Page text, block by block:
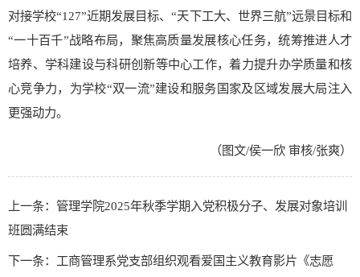
对接学校“127”近期发展目标、“天下工大、世界三航”远景目标和
“一十百千”战略布局，聚焦高质量发展核心任务，统筹推进人才
培养、学科建设与科研创新等中心工作，着力提升办学质量和核
心竞争力，为学校“双一流”建设和服务国家及区域发展大局注入
更强动力。
（图文/侯一欣 审核/张爽）
上一条：管理学院2025年秋季学期入党积极分子、发展对象培训
班圆满结束
下一条：工商管理系党支部组织观看爱国主义教育影片《志愿